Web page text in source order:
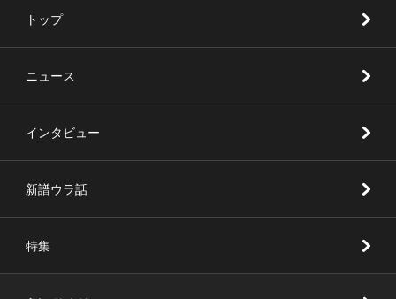
トップ
ニュース
インタビュー
新譜ウラ話
特集